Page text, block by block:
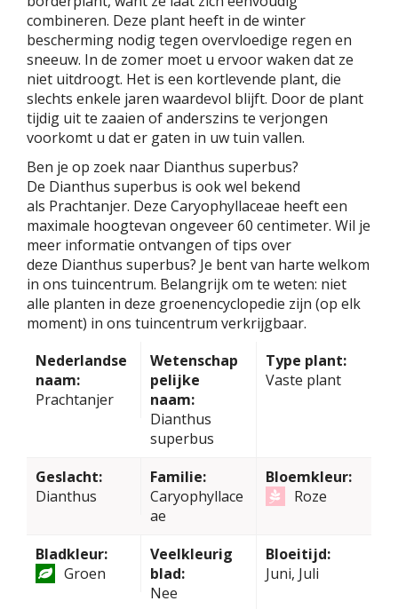
combineren. Deze plant heeft in de winter
bescherming nodig tegen overvloedige regen en
sneeuw. In de zomer moet u ervoor waken dat ze
niet uitdroogt. Het is een kortlevende plant, die
slechts enkele jaren waardevol blijft. Door de plant
tijdig uit te zaaien of anderszins te verjongen
voorkomt u dat er gaten in uw tuin vallen.
Ben je op zoek naar Dianthus superbus?
De Dianthus superbus is ook wel bekend
als Prachtanjer. Deze Caryophyllaceae heeft een
maximale hoogtevan ongeveer 60 centimeter. Wil je
meer informatie ontvangen of tips over
deze Dianthus superbus? Je bent van harte welkom
in ons tuincentrum. Belangrijk om te weten: niet
alle planten in deze groenencyclopedie zijn (op elk
moment) in ons tuincentrum verkrijgbaar.
Nederlandse
naam:
Prachtanjer
Wetenschap
pelijke
naam:
Dianthus
superbus
Type plant:
Vaste plant
Geslacht:
Dianthus
Familie:
Caryophyllace
ae
Bloemkleur:
Roze
Bladkleur:
Groen
Veelkleurig
blad:
Nee
Bloeitijd:
Juni, Juli